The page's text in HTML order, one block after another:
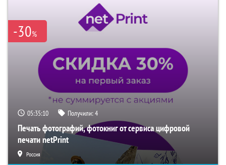
-30%
05:35:10 Получили:4
Печать фотографий, фотокниг от сервиса цифровой
печати netPrint
Россия